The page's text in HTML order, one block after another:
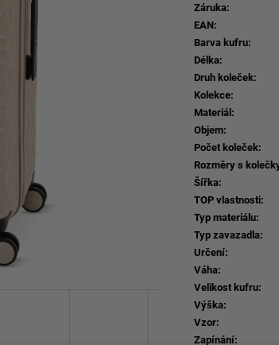
Záruka:
EAN:
Barva kufru:
Délka:
Druh koleček:
Kolekce:
Materiál:
Objem:
Počet koleček:
Rozměry s
Šířka:
TOP vlastnosti:
Typ materiálu:
Typ zavazadla:
Určení:
Váha:
Velikost kufru:
Výška:
Vzor:
Zapínání: